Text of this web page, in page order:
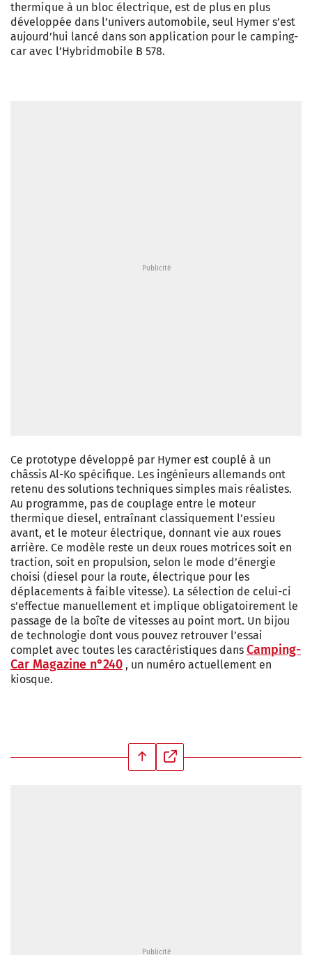
thermique à un bloc électrique, est de plus en plus
développée dans l’univers automobile, seul Hymer s’est
aujourd’hui lancé dans son application pour le camping-
car avec l’Hybridmobile B 578.
Ce prototype développé par Hymer est couplé à un
châssis Al-Ko spécifique. Les ingénieurs allemands ont
retenu des solutions techniques simples mais réalistes.
Au programme, pas de couplage entre le moteur
thermique diesel, entraînant classiquement l’essieu
avant, et le moteur électrique, donnant vie aux roues
arrière. Ce modèle reste un deux roues motrices soit en
traction, soit en propulsion, selon le mode d’énergie
choisi (diesel pour la route, électrique pour les
déplacements à faible vitesse). La sélection de celui-ci
s’effectue manuellement et implique obligatoirement le
passage de la boîte de vitesses au point mort. Un bijou
de technologie dont vous pouvez retrouver l’essai
complet avec toutes les caractéristiques dans Camping-
Car Magazine n°240 , un numéro actuellement en
kiosque.